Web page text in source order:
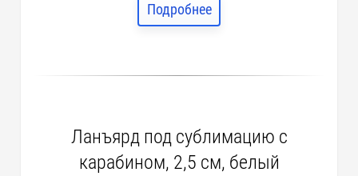
Подробнее
Ланъярд под сублимацию с
карабином, 2,5 см, белый